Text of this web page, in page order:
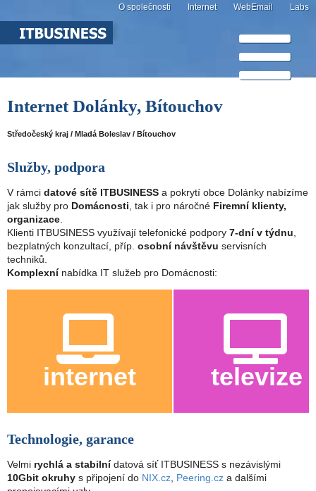
O společnosti Internet WebEmail Labs
Internet Dolánky, Bítouchov
Středočeský kraj / Mladá Boleslav / Bítouchov
Služby, podpora
V rámci datové sítě ITBUSINESS a pokrytí obce Dolánky nabízíme
jak služby pro Domácnosti , tak i pro náročné Firemní klienty,
organizace
Klienti ITBUSINESS využívají telefonické podpory 7-dní v týdnu
bezplatných konzultací, příp. osobní návštěvu servisních
techniků.
Komplexnínabídka IT služeb pro Domácnosti:
internet televize
Technologie, garance
Velmi rychlá a stabilnídatová síť ITBUSINESS s nezávislými
10Gbit okruhy s připojení do NIX.cz, Peering.cz a dalšími